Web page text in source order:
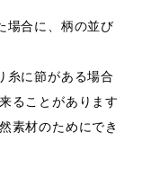
場合に、柄の並び
糸に節がある場合
ることがあります
素材のためにでき